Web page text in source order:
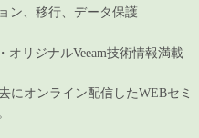
ン、移行、データ保護
オリジナルVeeam技術情報満載
にオンライン配信したWEBセミ